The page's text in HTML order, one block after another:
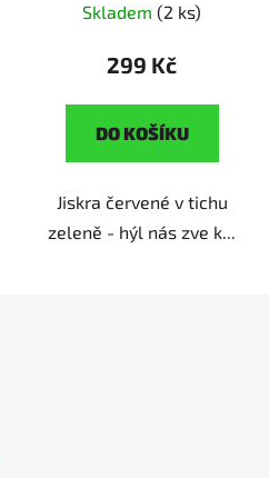
Skladem (2 ks)
299 Kč
DO KOŠÍKU
Jiskra červené v tichu
zeleně - hýl nás zve k...